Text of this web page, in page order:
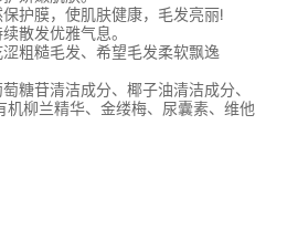
护膜，使肌肤健康，毛发亮丽!
散发优雅气息。
粗糙毛发、希望毛发柔软飘逸
糖苷清洁成分、椰子油清洁成分、
机柳兰精华、金缕梅、尿囊素、维他